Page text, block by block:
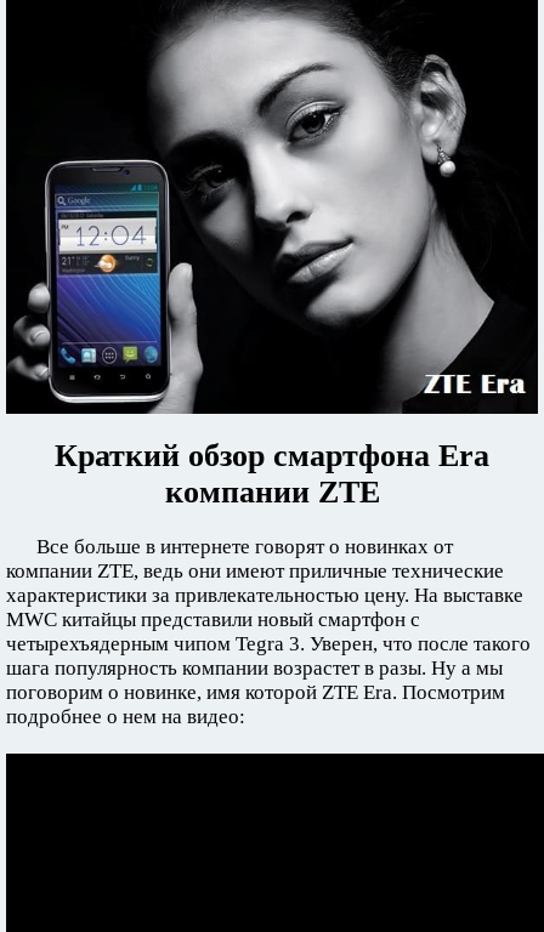
Краткий обзор смартфона Era
компании ZTE
Все больше в интернете говорят о новинках от
компании ZTE, ведь они имеют приличные технические
характеристики за привлекательностью цену. На выставке
MWC китайцы представили новый смартфон с
четырехъядерным чипом Tegra 3. Уверен, что после такого
шага популярность компании возрастет в разы. Ну а мы
поговорим о новинке, имя которой ZTE Era. Посмотрим
подробнее о нем на видео: